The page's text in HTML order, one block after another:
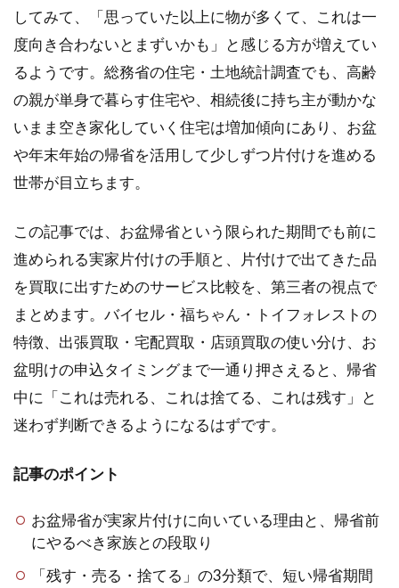
してみて、「思っていた以上に物が多くて、これは一
度向き合わないとまずいかも」と感じる方が増えてい
るようです。総務省の住宅・土地統計調査でも、高齢
の親が単身で暮らす住宅や、相続後に持ち主が動かな
いまま空き家化していく住宅は増加傾向にあり、お盆
や年末年始の帰省を活用して少しずつ片付けを進める
世帯が目立ちます。
この記事では、お盆帰省という限られた期間でも前に
進められる実家片付けの手順と、片付けで出てきた品
を買取に出すためのサービス比較を、第三者の視点で
まとめます。バイセル・福ちゃん・トイフォレストの
特徴、出張買取・宅配買取・店頭買取の使い分け、お
盆明けの申込タイミングまで一通り押さえると、帰省
中に「これは売れる、これは捨てる、これは残す」と
迷わず判断できるようになるはずです。
記事のポイント
お盆帰省が実家片付けに向いている理由と、帰省前
にやるべき家族との段取り
「残す・売る・捨てる」の3分類で、短い帰省期間